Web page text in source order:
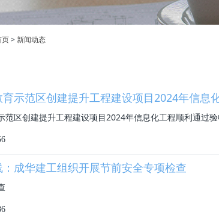
页> 新闻动态
示范区创建提升工程建设项目2024年信息
范区创建提升工程建设项目2024年信息化工程顺利通过
成华建工组织开展节前安全专项检查